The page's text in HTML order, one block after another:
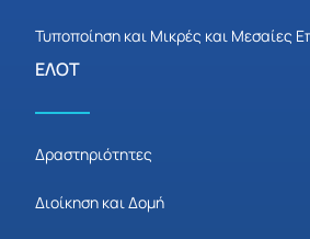
Τυποποίηση και Μικρές και Μεσαίες
ΕΛΟΤ
Δραστηριότητες
Διοίκηση και Δομή